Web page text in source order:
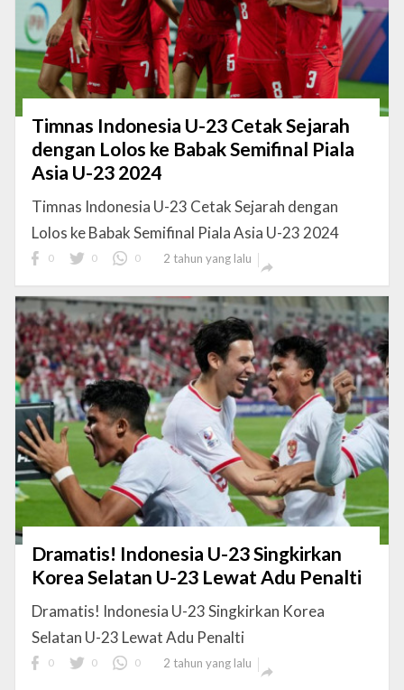
Timnas Indonesia U-23 Cetak Sejarah
dengan Lolos ke Babak Semifinal Piala
Asia U-23 2024
Timnas Indonesia U-23 Cetak Sejarah dengan
Lolos ke Babak Semifinal Piala Asia U-23 2024
0 0 0 2 tahun yang lalu

Dramatis! Indonesia U-23 Singkirkan
Korea Selatan U-23 Lewat Adu Penalti
Dramatis! Indonesia U-23 Singkirkan Korea
Selatan U-23 Lewat Adu Penalti
0 0 0 2 tahun yang lalu
